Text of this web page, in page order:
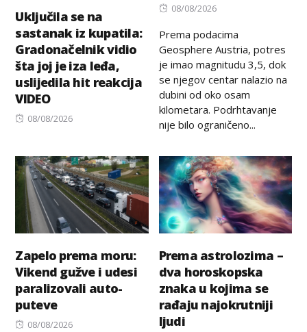
Uključila se na
sastanak iz kupatila:
Gradonačelnik vidio
šta joj je iza leđa,
uslijedila hit reakcija
VIDEO
Posted
08/08/2026
Posted
08/08/2026
Prema podacima
Geosphere Austria, potres
je imao magnitudu 3,5, dok
se njegov centar nalazio na
dubini od oko osam
kilometara. Podrhtavanje
nije bilo ograničeno...
Zapelo prema moru:
Vikend gužve i udesi
paralizovali auto-
puteve
Posted
08/08/2026
Prema astrolozima –
dva horoskopska
znaka u kojima se
rađaju najokrutniji
ljudi